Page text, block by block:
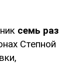
семь раз
Степной